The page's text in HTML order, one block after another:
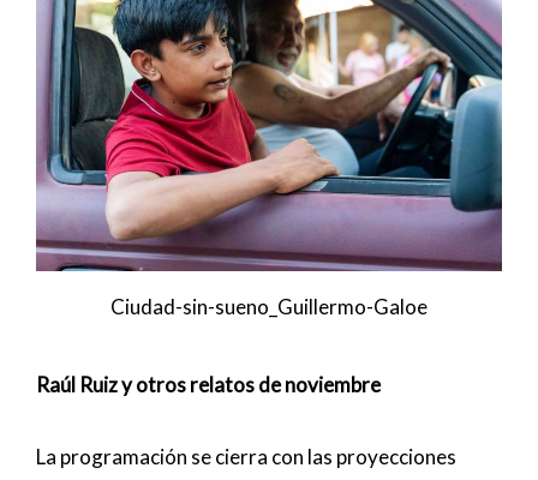
Ciudad-sin-sueno_Guillermo-Galoe
Raúl Ruiz y otros relatos de noviembre
La programación se cierra con las proyecciones